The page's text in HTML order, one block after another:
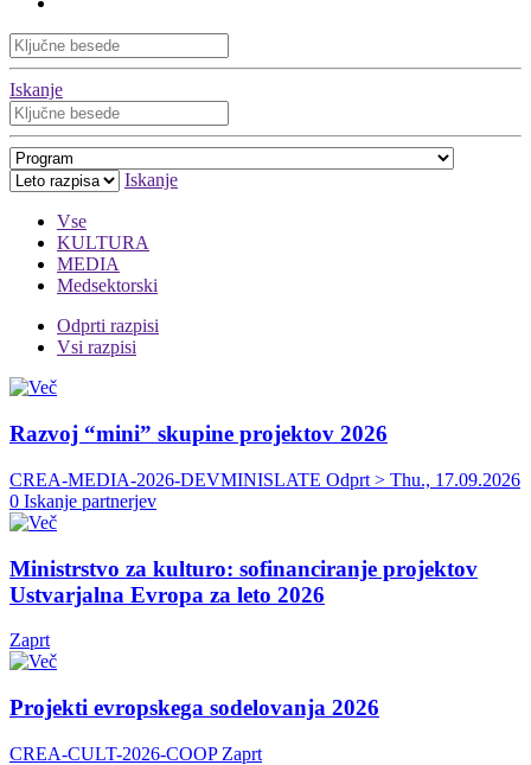
Iskanje
Iskanje
Vse
KULTURA
MEDIA
Medsektorski
Odprti razpisi
Vsi razpisi
Razvoj “mini” skupine projektov 2026
CREA-MEDIA-2026-DEVMINISLATE Odprt > Thu., 17.09.2026
0 Iskanje partnerjev
Ministrstvo za kulturo: sofinanciranje projektov
Ustvarjalna Evropa za leto 2026
Zaprt
Projekti evropskega sodelovanja 2026
CREA-CULT-2026-COOP Zaprt